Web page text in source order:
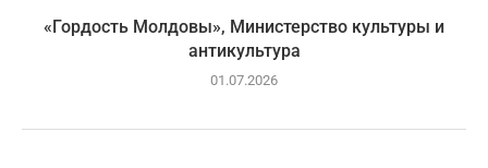
«Гордость Молдовы», Министерство культуры и
антикультура
01.07.2026